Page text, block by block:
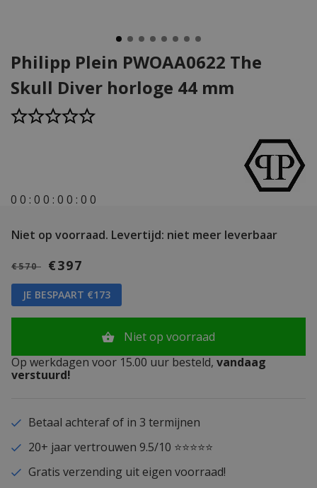
Philipp Plein PWOAA0622 The
Skull Diver horloge 44 mm
0 0 : 0 0 : 0 0 : 0 0
Niet op voorraad. Levertijd: niet meer leverbaar
€570 €397
JE BESPAART €173
Niet op voorraad
Op werkdagen voor 15.00 uur besteld, vandaag
verstuurd!
Betaal achteraf of in 3 termijnen
20+ jaar vertrouwen 9.5/10 ⭐⭐⭐⭐⭐
Gratis verzending uit eigen voorraad!